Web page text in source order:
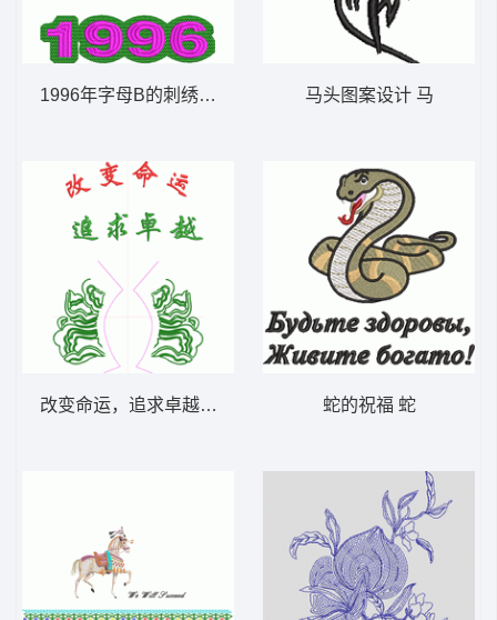
1996年字母B的刺绣图案 蓓蕾 B
改变命运，追求卓越 校服
马头图案设计 马
蛇的祝福 蛇